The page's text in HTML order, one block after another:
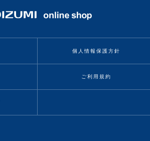
個人情報保護方針
ご利用規約